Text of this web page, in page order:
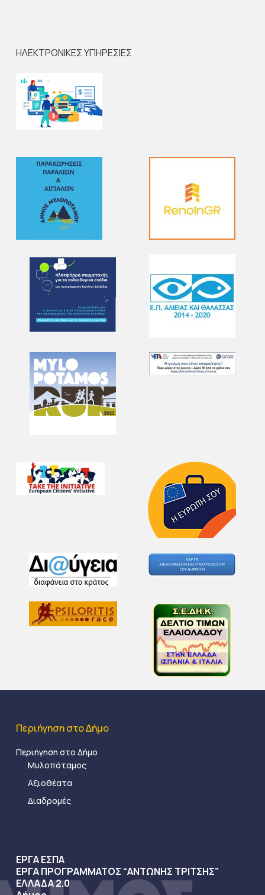
ΗΛΕΚΤΡΟΝΙΚΕΣ ΥΠΗΡΕΣΙΕΣ
Περιήγηση στο Δήμο
Περιήγηση στο Δήμο
Μυλοπόταμος
Αξιοθέατα
Διαδρομές
ΕΡΓΑ ΕΣΠΑ
ΕΡΓΑ ΠΡΟΓΡΑΜΜΑΤΟΣ “ΑΝΤΩΝΗΣ ΤΡΙΤΣΗΣ”
ΕΛΛΑΔΑ 2.0